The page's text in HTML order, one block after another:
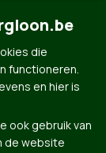
die
functioneren.
en hier is
ook gebruik van
de website